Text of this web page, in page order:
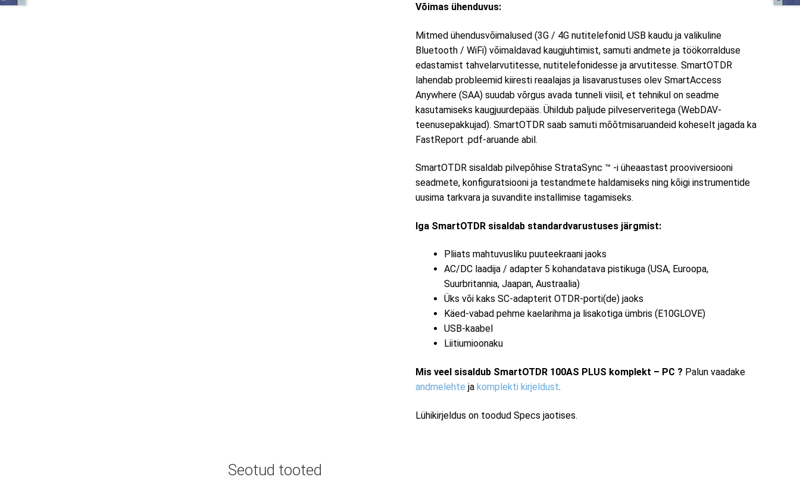
Võimas ühenduvus:
Mitmed ühendusvõimalused (3G / 4G nutitelefonid USB kaudu ja valikuline
Bluetooth / WiFi) võimaldavad kaugjuhtimist, samuti andmete ja töökorralduse
edastamist tahvelarvutitesse, nutitelefonidesse ja arvutitesse. SmartOTDR
lahendab probleemid kiiresti reaalajas ja lisavarustuses olev SmartAccess
Anywhere (SAA) suudab võrgus avada tunneli viisil, et tehnikul on seadme
kasutamiseks kaugjuurdepääs. Ühildub paljude pilveserveritega (WebDAV-
teenusepakkujad). SmartOTDR saab samuti mõõtmisaruandeid koheselt jagada ka
FastReport .pdf-aruande abil.
SmartOTDR sisaldab pilvepõhise StrataSync ™ -i üheaastast prooviversiooni
seadmete, konfiguratsiooni ja testandmete haldamiseks ning kõigi instrumentide
uusima tarkvara ja suvandite installimise tagamiseks.
Iga SmartOTDR sisaldab standardvarustuses järgmist:
Pliiats mahtuvusliku puuteekraani jaoks
AC/DC laadija / adapter 5 kohandatava pistikuga (USA, Euroopa,
Suurbritannia, Jaapan, Austraalia)
Üks või kaks SC-adapterit OTDR-porti(de) jaoks
Käed-vabad pehme kaelarihma ja lisakotiga ümbris (E10GLOVE)
USB-kaabel
Liitiumioonaku
Mis veel sisaldub SmartOTDR 100AS PLUS komplekt – PC ? Palun vaadake
andmelehte jakomplekti kirjeldust.
Lühikirjeldus on toodud Specs jaotises.
Seotud tooted